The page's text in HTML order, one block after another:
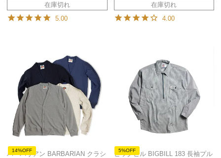
在庫切れ
5.00
在庫切れ
4.00
14%OFF
バーバリアン BARBARIAN クラシ
5%OFF
ビッグビル BIGBILL 183 長袖プル